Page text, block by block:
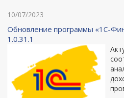
10/07/2023
Обновление программы «1С-
1.0.31.1